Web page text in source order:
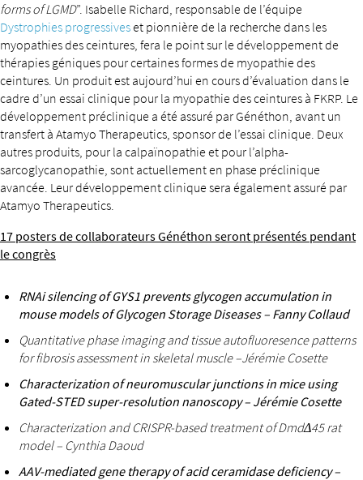
forms of LGMD”. Isabelle Richard, responsable de l’équipe
Dystrophies progressiveset pionnière de la recherche dans les
myopathies des ceintures, fera le point sur le développement de
thérapies géniques pour certaines formes de myopathie des
ceintures. Un produit est aujourd’hui en cours d’évaluation dans le
cadre d’un essai clinique pour la myopathie des ceintures à FKRP. Le
développement préclinique a été assuré par Généthon, avant un
transfert à Atamyo Therapeutics, sponsor de l’essai clinique. Deux
autres produits, pour la calpaïnopathie et pour l’alpha-
sarcoglycanopathie, sont actuellement en phase préclinique
avancée. Leur développement clinique sera également assuré par
Atamyo Therapeutics.
17 posters de collaborateurs Généthon seront présentés pendant
le congrès
RNAi silencing of GYS1 prevents glycogen accumulation in
mouse models of Glycogen Storage Diseases – Fanny Collaud
Quantitative phase imaging and tissue autofluoresence patterns
for fibrosis assessment in skeletal muscle –Jérémie Cosette
Characterization of neuromuscular junctions in mice using
Gated-STED super-resolution nanoscopy – Jérémie Cosette
Characterization and CRISPR-based treatment of DmdΔ45 rat
model – Cynthia Daoud
AAV-mediated gene therapy of acid ceramidase deficiency –